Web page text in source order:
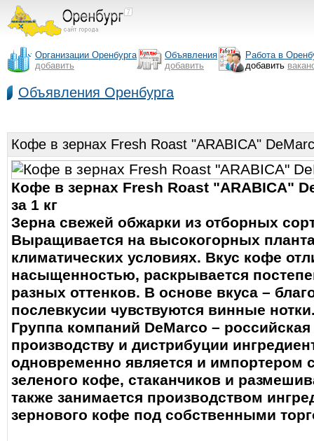
Организации Оренбурга
добавить
Объявления
добавить
Работа в
добавить
Объявления Оренбурга
Кофе в зернах Fresh Roast "ARABICA"
Кофе в зернах Fresh Roast "ARABICA"
за 1 кг
Зерна свежей обжарки из отборных
Выращивается на высокогорных
климатических условиях. Вкус кофе
насыщенностью, раскрывается
разных оттенков. В основе вкуса –
послевкусии чувствуются винные
Группа компаний DeMarco –
производству и дистрибуции
одновременно является и импортером
зеленого кофе, стаканчиков и
также занимается производством
зернового кофе под собственными